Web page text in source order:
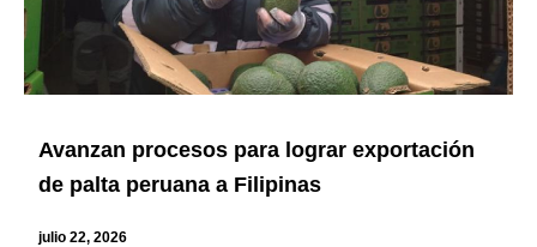
Avanzan procesos para lograr exportación
de palta peruana a Filipinas
julio 22, 2026